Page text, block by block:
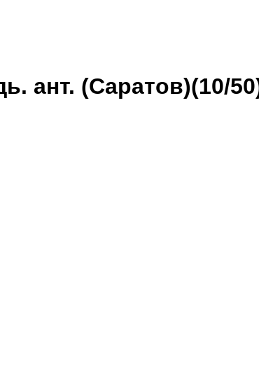
ант. (Саратов)(10/